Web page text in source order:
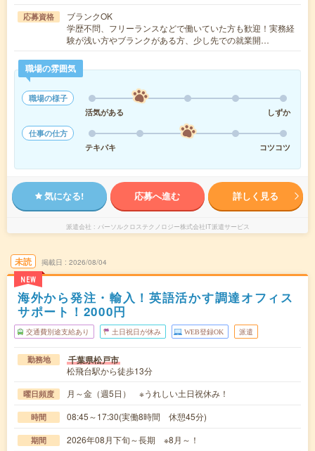
応募資格
ブランクOK
学歴不問、フリーランスなどで働いていた方も歓迎！実務経
験が浅い方やブランクがある方、少し先での就業開…
職場の雰囲気
職場の様子
活気がある
しずか
仕事の仕方
テキパキ
コツコツ
気になる! 応募へ進む 詳しく見る
派遣会社 パーソルクロステクノロジー株式会社IT派遣サービス
未読
NEW
掲載日 2026/08/04
海外から発注・輸入！英語活かす調達オフィス
サポート！2000円
交通費別途支給あり 土日祝日が休み WEB登録OK 派遣
勤務地 千葉県松戸市
松飛台駅から徒歩13分
曜日頻度 月～金（週5日） ※うれしい土日祝休み！
時間 08:45～17:30(実働8時間 休憩45分)
期間 2026年08月下旬～長期 ※8月～！